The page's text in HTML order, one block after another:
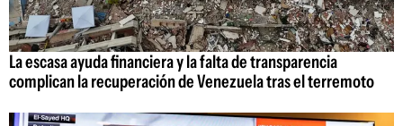
La escasa ayuda financiera y la falta de transparencia
complican la recuperación de Venezuela tras el terremoto